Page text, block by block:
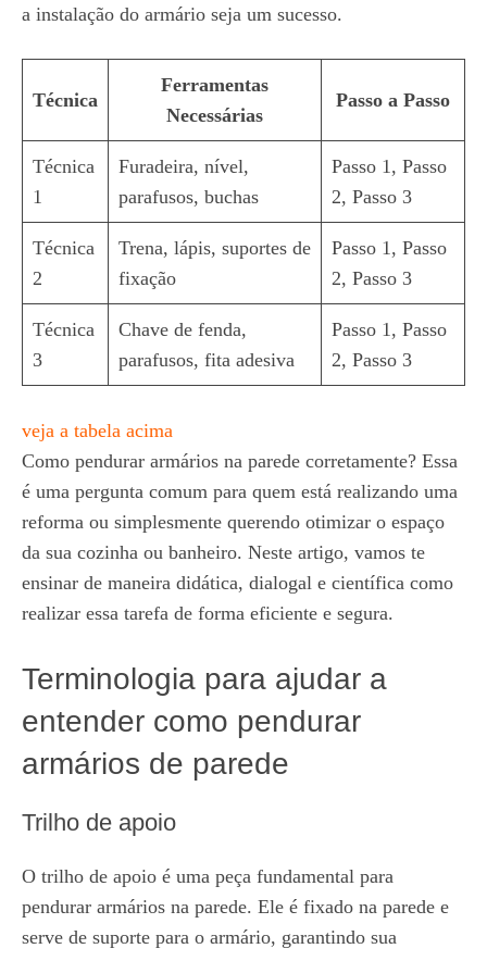
a instalação do armário seja um sucesso.
Técnica
Ferramentas
Necessárias
Passo a Passo
Técnica
1
Furadeira, nível,
parafusos, buchas
Passo 1, Passo
2, Passo 3
Técnica
2
Trena, lápis, suportes de
fixação
Passo 1, Passo
2, Passo 3
Técnica
3
Chave de fenda,
parafusos, fita adesiva
Passo 1, Passo
2, Passo 3
veja a tabela acima
Como pendurar armários na parede corretamente? Essa
é uma pergunta comum para quem está realizando uma
reforma ou simplesmente querendo otimizar o espaço
da sua cozinha ou banheiro. Neste artigo, vamos te
ensinar de maneira didática, dialogal e científica como
realizar essa tarefa de forma eficiente e segura.
Terminologia para ajudar a
entender como pendurar
armários de parede
Trilho de apoio
O trilho de apoio é uma peça fundamental para
pendurar armários na parede. Ele é fixado na parede e
serve de suporte para o armário, garantindo sua